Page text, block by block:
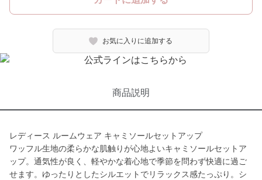
お気に入りに追加する
商品説明
レディース ルームウェア キャミソールセットアップ
ワッフル生地の柔らかな肌触りが心地よいキャミソールセットア
ップ。通気性が良く、軽やかな着心地で季節を問わず快適に過ご
せます。ゆったりとしたシルエットでリラックス感たっぷり。シ